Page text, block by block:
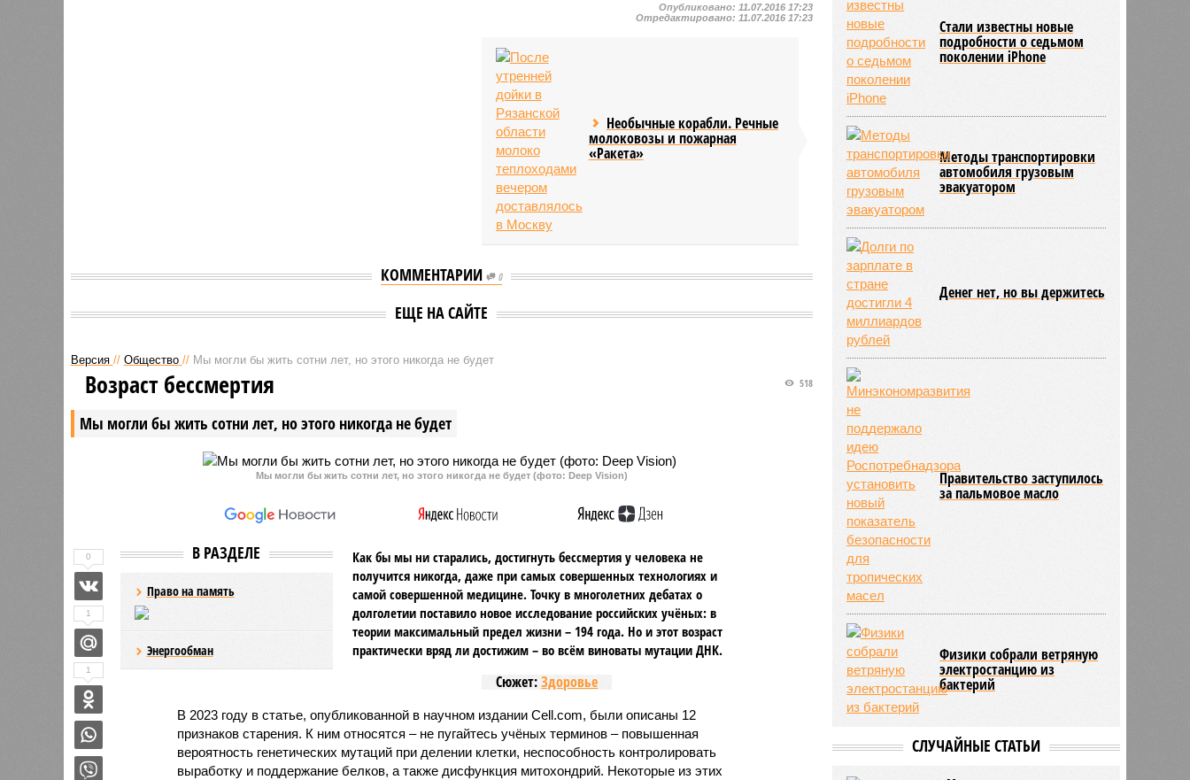
Опубликовано: 11.07.2016 17:23
Отредактировано: 11.07.2016 17:23
Необычные корабли. Речные
молоковозы и пожарная
«Ракета»
КОММЕНТАРИИ 0
ЕЩЕ НА САЙТЕ
Версия // Общество // Мы могли бы жить сотни лет, но этого никогда не будет
Мы могли бы жить сотни лет, но этого никогда не будет
518
Возраст бессмертия
Мы могли бы жить сотни лет, но этого никогда не будет (фото: Deep Vision)
В РАЗДЕЛЕ
Право на память
Энергообман
Как бы мы ни старались, достигнуть бессмертия у человека не
получится никогда, даже при самых совершенных технологиях и
самой совершенной медицине. Точку в многолетних дебатах о
долголетии поставило новое исследование российских учёных: в
теории максимальный предел жизни – 194 года. Но и этот возраст
практически вряд ли достижим – во всём виноваты мутации ДНК.
Сюжет:Здоровье
В 2023 году в статье, опубликованной в научном издании Cell.com, были описаны 12
признаков старения. К ним относятся – не пугайтесь учёных терминов – повышенная
вероятность генетических мутаций при делении клетки, неспособность контролировать
выработку и поддержание белков, а также дисфункция митохондрий. Некоторые из этих
0
1
1
Стали известны новые
подробности о седьмом
поколении iPhone
Методы транспортировки
автомобиля грузовым
эвакуатором
Денег нет, но вы держитесь
Правительство заступилось
за пальмовое масло
Физики собрали ветряную
электростанцию из
бактерий
СЛУЧАЙНЫЕ СТАТЬИ